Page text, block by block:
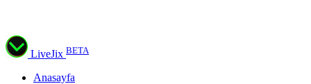
LiveJix BETA
Anasayfa